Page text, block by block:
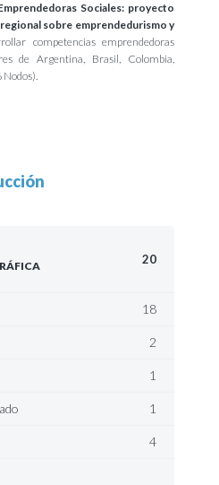
Sociales: proyecto
sobre emprendedurismo y
competencias emprendedoras
de Argentina, Brasil, Colombia,
20
18
2
1
1
4